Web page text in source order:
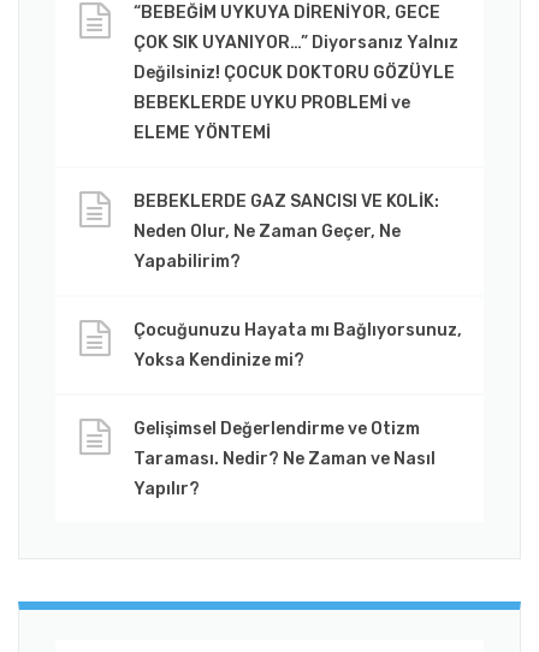
“BEBEĞİM UYKUYA DİRENİYOR, GECE
ÇOK SIK UYANIYOR…” Diyorsanız Yalnız
Değilsiniz! ÇOCUK DOKTORU GÖZÜYLE
BEBEKLERDE UYKU PROBLEMİ ve
ELEME YÖNTEMİ
BEBEKLERDE GAZ SANCISI VE KOLİK:
Neden Olur, Ne Zaman Geçer, Ne
Yapabilirim?
Çocuğunuzu Hayata mı Bağlıyorsunuz,
Yoksa Kendinize mi?
Gelişimsel Değerlendirme ve Otizm
Taraması. Nedir? Ne Zaman ve Nasıl
Yapılır?